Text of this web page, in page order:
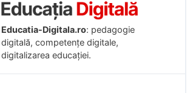
Educatia-Digitala.ro: pedagogie
digitală, competențe digitale,
digitalizarea educației.